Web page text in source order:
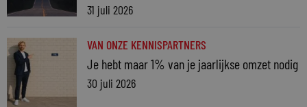
31 juli 2026
VAN ONZE KENNISPARTNERS
Je hebt maar 1% van je jaarlijkse omzet nodig
30 juli 2026